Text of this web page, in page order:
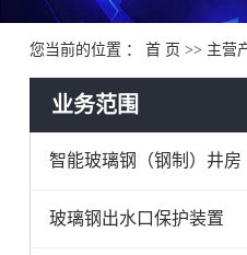
您当前的位置 ： 首 页 >> 主营
业务范围
智能玻璃钢（钢制）井房
玻璃钢出水口保护装置